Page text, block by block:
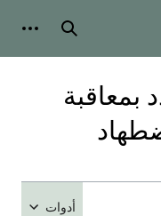
بحث
بمعاقبة
أدوات